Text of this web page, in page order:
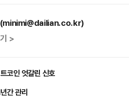
(minimi@dailian.co.kr)
>
코인 엇갈린 신호
간 관리